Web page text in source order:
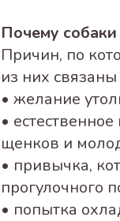
Почему собаки
Причин, по
из них
• желание
•
щенков и
• привычка,
прогулочного
• попытка